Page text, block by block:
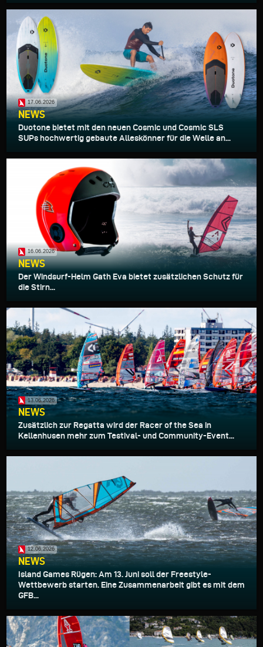
17.06.2026
NEWS
Duotone bietet mit den neuen Cosmic und Cosmic SLS
SUPs hochwertig gebaute Alleskönner für die Welle an...
16.06.2026
NEWS
Der Windsurf-Helm Gath Eva bietet zusätzlichen Schutz für
die Stirn...
13.06.2026
NEWS
Zusätzlich zur Regatta wird der Racer of the Sea in
Kellenhusen mehr zum Testival- und Community-Event...
12.06.2026
NEWS
Island Games Rügen: Am 13. Juni soll der Freestyle-
Wettbewerb starten. Eine Zusammenarbeit gibt es mit dem
GFB...